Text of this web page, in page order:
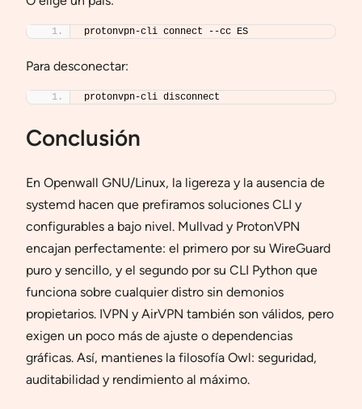
protonvpn-cli connect --cc ES
Para desconectar:
protonvpn-cli disconnect
Conclusión
En Openwall GNU/Linux, la ligereza y la ausencia de
systemd hacen que prefiramos soluciones CLI y
configurables a bajo nivel. Mullvad y ProtonVPN
encajan perfectamente: el primero por su WireGuard
puro y sencillo, y el segundo por su CLI Python que
funciona sobre cualquier distro sin demonios
propietarios. IVPN y AirVPN también son válidos, pero
exigen un poco más de ajuste o dependencias
gráficas. Así, mantienes la filosofía Owl: seguridad,
auditabilidad y rendimiento al máximo.